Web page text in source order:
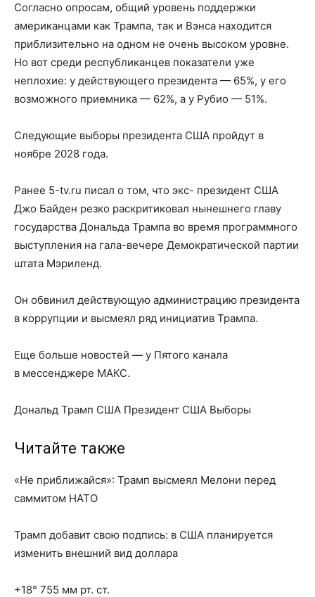
Согласно опросам, общий уровень поддержки
американцами как Трампа, так и Вэнса находится
приблизительно на одном не очень высоком уровне.
Но вот среди республиканцев показатели уже
неплохие: у действующего президента — 65%, у его
возможного приемника — 62%, а у Рубио — 51%.
Следующие выборы президента США пройдут в
ноябре 2028 года.
Ранее 5-tv.ru писал о том, что экс- президент США
Джо Байден резко раскритиковал нынешнего главу
государства Дональда Трампа во время программного
выступления на гала-вечере Демократической партии
штата Мэриленд.
Он обвинил действующую администрацию президента
в коррупции и высмеял ряд инициатив Трампа.
Еще больше новостей — у Пятого канала
в мессенджере МАКС.
Дональд Трамп США Президент США Выборы
Читайте также
«Не приближайся»: Трамп высмеял Мелони перед
саммитом НАТО
Трамп добавит свою подпись: в США планируется
изменить внешний вид доллара
+18° 755 мм рт. ст.